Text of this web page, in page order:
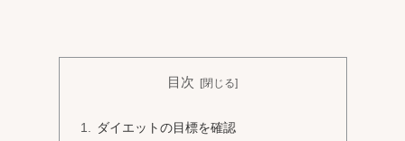
目次
ダイエットの目標を確認